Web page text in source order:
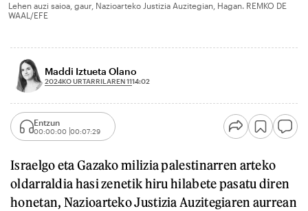
Lehen auzi saioa, gaur, Nazioarteko Justizia Auzitegian, Hagan. REMKO DE
WAAL/EFE
Maddi Iztueta Olano
2024KO URTARRILAREN 1114:02
Entzun
00:00:00 00:07:29
Israelgo eta Gazako milizia palestinarren arteko
oldarraldia hasi zenetik hiru hilabete pasatu diren
honetan, Nazioarteko Justizia Auzitegiaren aurrean